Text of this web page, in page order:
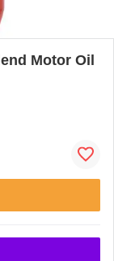
Motor Oil